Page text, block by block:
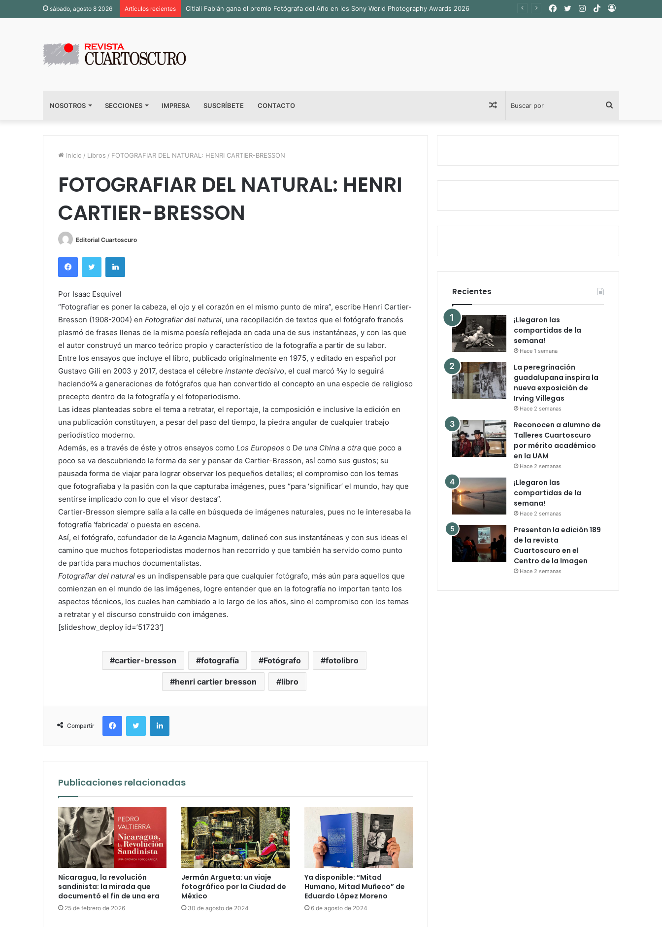
sábado, agosto 8 2026 Artículos recientes Inauguran sala permanente «Pedro Valtierra» en la Fototeca de Zacatecas Acceso
TikTok
Instagram
Twitter
Facebook
NOSOTROS SECCIONES IMPRESA SUSCRÍBETE CONTACTO
por
Publicación
al
azar
Inicio / Libros / FOTOGRAFIAR DEL NATURAL: HENRI CARTIER-BRESSON
FOTOGRAFIAR DEL NATURAL: HENRI
CARTIER-BRESSON
Editorial Cuartoscuro
FacebookTwitter LinkedIn
Por Isaac Esquivel
“Fotografiar es poner la cabeza, el ojo y el corazón en el mismo punto de mira”, escribe Henri Cartier-
Bresson (1908-2004) en Fotografiar del natural, una recopilación de textos que el fotógrafo francés
plasmó de frases llenas de la misma poesía reflejada en cada una de sus instantáneas, y con las que
el autor construyó un marco teórico propio y característico de la fotografía a partir de su labor.
Entre los ensayos que incluye el libro, publicado originalmente en 1975, y editado en español por
Gustavo Gili en 2003 y 2017, destaca el célebre instante decisivo, el cual marcó ¾y lo seguirá
haciendo¾ a generaciones de fotógrafos que han convertido el concepto en una especie de religioso
precepto dentro de la fotografía y el fotoperiodismo.
Las ideas planteadas sobre el tema a retratar, el reportaje, la composición e inclusive la edición en
una publicación constituyen, a pesar del paso del tiempo, la piedra angular de cualquier trabajo
periodístico moderno.
Además, es a través de éste y otros ensayos como Los Europeos o De una China a otra que poco a
poco se va descubriendo la forma de ser y pensar de Cartier-Bresson, así como sus gustos; su
pausada forma de viajar para lograr observar los pequeños detalles; el compromiso con los temas
que fotografiaba y la pasión con la que capturaba imágenes, pues “para ‘significar’ el mundo, hay que
sentirse implicado con lo que el visor destaca”.
Cartier-Bresson siempre salía a la calle en búsqueda de imágenes naturales, pues no le interesaba la
fotografía ‘fabricada’ o puesta en escena.
Así, el fotógrafo, cofundador de la Agencia Magnum, delineó con sus instantáneas y con sus ideas el
camino que muchos fotoperiodistas modernos han recorrido y que también ha servido como punto
de partida para muchos documentalistas.
Fotografiar del natural es un indispensable para que cualquier fotógrafo, más aún para aquellos que
comienzan en el mundo de las imágenes, logre entender que en la fotografía no importan tanto los
aspectos técnicos, los cuales han cambiado a lo largo de los años, sino el compromiso con los temas
a retratar y el discurso construido con imágenes.
[slideshow_deploy id=’51723′]
cartier-bresson fotografía Fotógrafo fotolibro
henri cartier bresson libro
Compartir
FacebookTwitter LinkedIn
Publicaciones relacionadas
Nicaragua, la revolución
sandinista: la mirada que
documentó el fin de una era
25 de febrero de 2026
Jermán Argueta: un viaje
fotográfico por la Ciudad de
México
30 de agosto de 2024
Ya disponible: “Mitad
Humano, Mitad Muñeco” de
Eduardo López Moreno
6 de agosto de 2024
Recientes
¡Llegaron las
compartidas de la
semana!
Hace 1 semana
La peregrinación
guadalupana inspira la
nueva exposición de
Irving Villegas
Hace 2 semanas
Reconocen a alumno de
Talleres Cuartoscuro
por mérito académico
en la UAM
Hace 2 semanas
¡Llegaron las
compartidas de la
semana!
Hace 2 semanas
Presentan la edición 189
de la revista
Cuartoscuro en el
Centro de la Imagen
Hace 2 semanas